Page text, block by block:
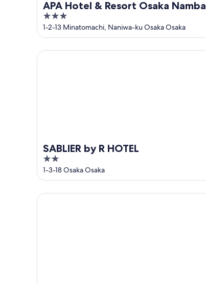
APA Hotel & Resort Osaka Namba
Ekimae Tower
3
out
of
5
1-2-13 Minatomachi, Naniwa-ku Osaka Osaka
SABLIER by R HOTEL
2
out
of
5
1-3-18 Osaka Osaka
SABLIER by R HOTEL
Centara Grand Hotel Osaka